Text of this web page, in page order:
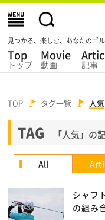
見つかる、楽しむ、あなたのゴル
Top
トップ
Movie
動画 記事
TOP タグ一覧 人気
TAG 「人気」の
All
シャフ
の組み